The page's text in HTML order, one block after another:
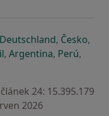
záložce
v nové záložce
otevře v nové záložce
Deutschlandse otevře v
, Českose
,
záložce
v nové záložce
se otevře v nové
, Argentinase otevře v
, Perúse
,
24: 15.395.179
2026